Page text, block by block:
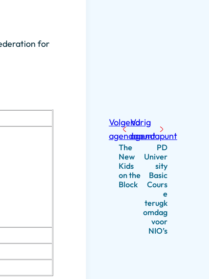
for
Vorig
agendapunt
The
New
Kids
on the
Block
Volgend
agendapunt
PD
Univer
sity
Basic
Cours
e
terugk
omdag
voor
NIO’s